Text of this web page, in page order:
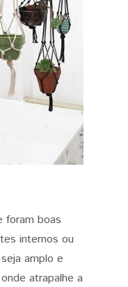
foram boas
internos ou
amplo e
atrapalhe a